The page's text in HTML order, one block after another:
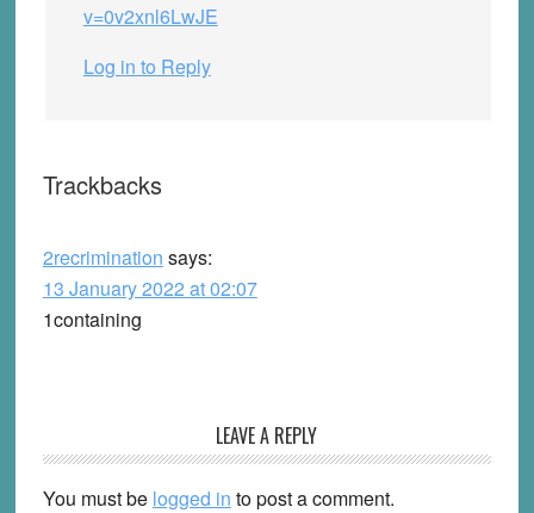
v=0v2xnl6LwJE
Log in to Reply
Trackbacks
2recrimination says:
13 January 2022 at 02:07
1containing
LEAVE A REPLY
You must be logged in to post a comment.